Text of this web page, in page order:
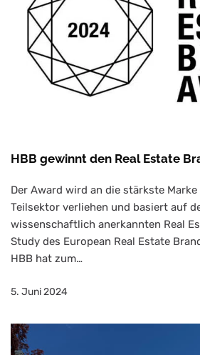
HBB gewinnt den Real Estate
Der Award wird an die stärkste Marke
Teilsektor verliehen und basiert auf
wissenschaftlich anerkannten Real
Study des European Real Estate
HBB hat zum…
5. Juni 2024